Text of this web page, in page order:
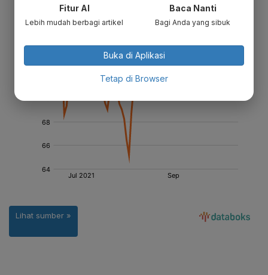
Fitur AI
Lebih mudah berbagi artikel
Baca Nanti
Bagi Anda yang sibuk
Buka di Aplikasi
Tetap di Browser